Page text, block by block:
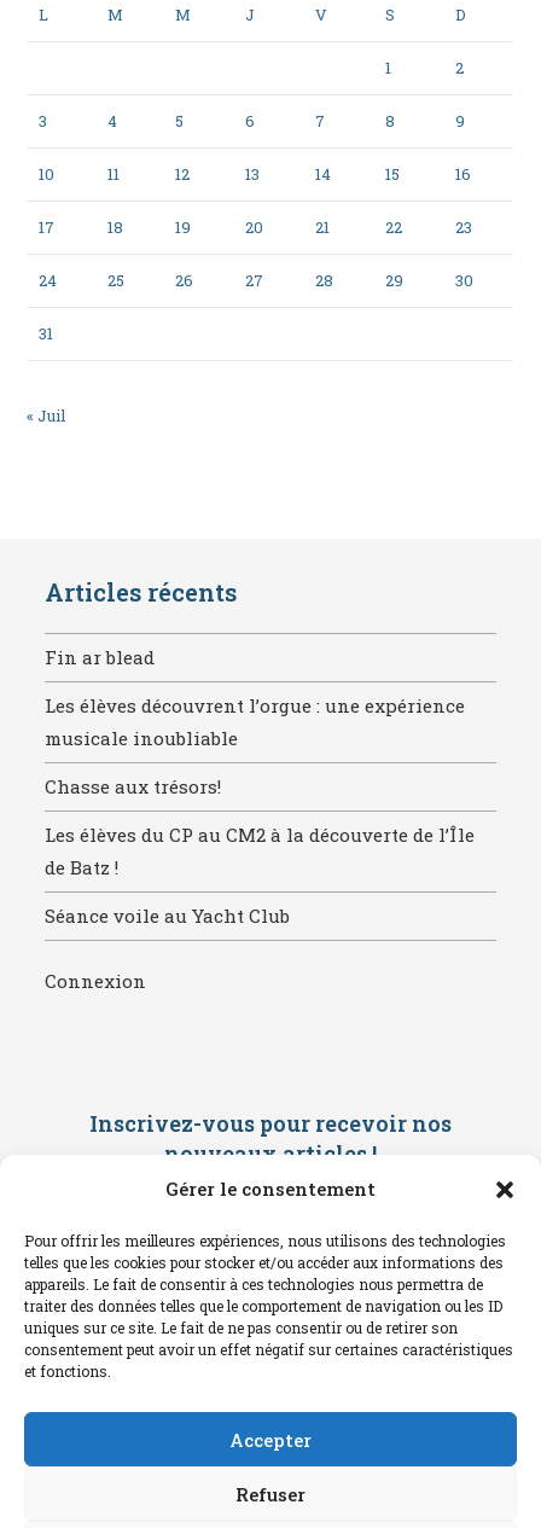
Gérer le consentement
Pour offrir les meilleures expériences, nous utilisons des technologies
telles que les cookies pour stocker et/ou accéder aux informations des
appareils. Le fait de consentir à ces technologies nous permettra de
traiter des données telles que le comportement de navigation ou les ID
uniques sur ce site. Le fait de ne pas consentir ou de retirer son
consentement peut avoir un effet négatif sur certaines caractéristiques
et fonctions.
Accepter
Refuser
L
M M J V S D
1 2
3 4 5 6 7 8 9
10 11 12 13 14 15 16
17 18 19 20 21 22 23
24 25 26 27 28 29 30
31
« Juil
Articles récents
Fin ar blead
Les élèves découvrent l’orgue : une expérience
musicale inoubliable
Chasse aux trésors!
Les élèves du CP au CM2 à la découverte de l’Île
de Batz !
Séance voile au Yacht Club
Connexion
Inscrivez-vous pour recevoir nos
nouveaux articles !
Saisissez ci-dessous votre adresse
confirmation par mail. Consultez vos
spams !